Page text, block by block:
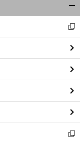
閉
る
新
し
い
ウ
ィ
ン
ド
ウ
で
開
く
新